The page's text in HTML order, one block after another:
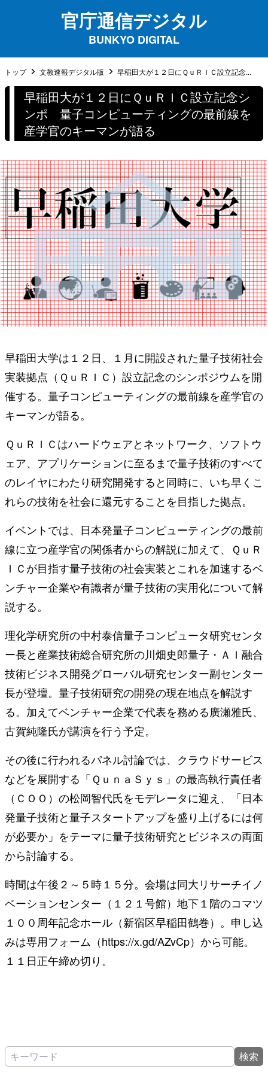
官庁通信デジタル
BUNKYO DIGITAL
トップ 文教速報デジタル版 早稲田大が１２日にＱｕＲＩＣ設立記念...
早稲田大が１２日にＱｕＲＩＣ設立記念シ
ンポ 量子コンピューティングの最前線を
産学官のキーマンが語る
早稲田大学は１２日、１月に開設された量子技術社会
実装拠点（ＱｕＲＩＣ）設立記念のシンポジウムを開
催する。量子コンピューティングの最前線を産学官の
キーマンが語る。
ＱｕＲＩＣはハードウェアとネットワーク、ソフトウ
ェア、アプリケーションに至るまで量子技術のすべて
のレイヤにわたり研究開発すると同時に、いち早くこ
れらの技術を社会に還元することを目指した拠点。
イベントでは、日本発量子コンピューティングの最前
線に立つ産学官の関係者からの解説に加えて、ＱｕＲ
ＩＣが目指す量子技術の社会実装とこれを加速するベ
ンチャー企業や有識者が量子技術の実用化について解
説する。
理化学研究所の中村泰信量子コンピュータ研究センタ
ー長と産業技術総合研究所の川畑史郎量子・ＡＩ融合
技術ビジネス開発グローバル研究センター副センター
長が登壇。量子技術研究の開発の現在地点を解説す
る。加えてベンチャー企業で代表を務める廣瀬雅氏、
古賀純隆氏が講演を行う予定。
その後に行われるパネル討論では、クラウドサービス
などを展開する「ＱｕｎａＳｙｓ」の最高執行責任者
（ＣＯＯ）の松岡智代氏をモデレータに迎え、「日本
発量子技術と量子スタートアップを盛り上げるには何
が必要か」をテーマに量子技術研究とビジネスの両面
から討論する。
時間は午後２～５時１５分。会場は同大リサーチイノ
ベーションセンター（１２１号館）地下１階のコマツ
１００周年記念ホール（新宿区早稲田鶴巻）。申し込
みは専用フォーム（https://x.gd/AZvCp）から可能。
１１日正午締め切り。
検索